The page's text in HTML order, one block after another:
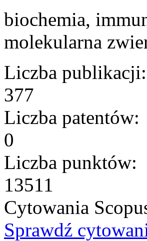
biochemia,
molekularna
Liczba publikacji:
377
Liczba patentów:
0
Liczba punktów:
13511
Cytowania
Sprawdź